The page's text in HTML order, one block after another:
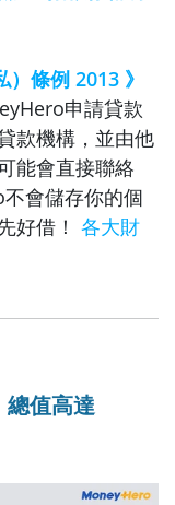
）條例 2013 》
申請貸款
款機構，並由他
能會直接聯絡
會儲存你的個
好借！ 各大財
總值高達